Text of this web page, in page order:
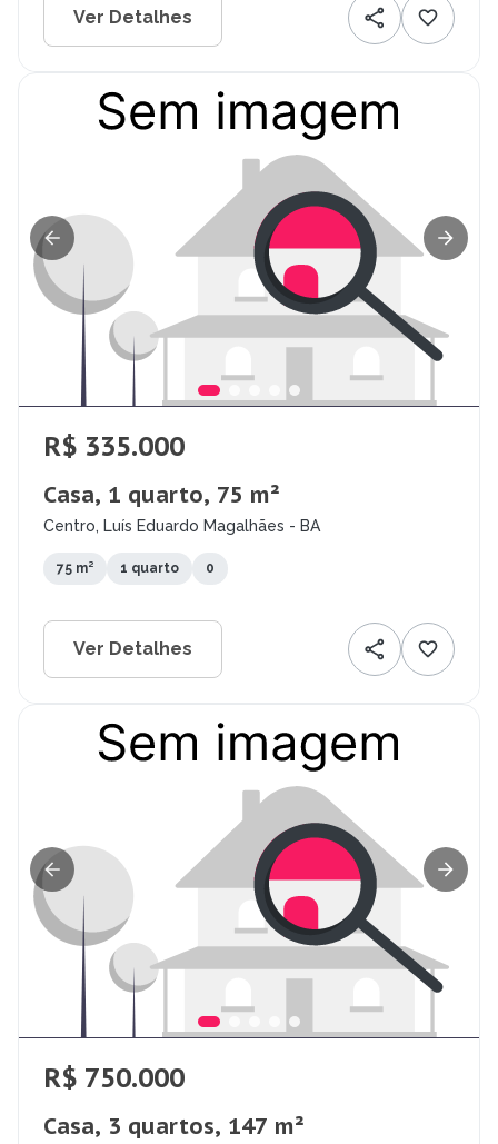
Ver Detalhes
R$ 335.000
Casa, 1 quarto, 75 m²
Centro, Luís Eduardo Magalhães - BA
75 m² 1 quarto 0
Ver Detalhes
R$ 750.000
Casa, 3 quartos, 147 m²